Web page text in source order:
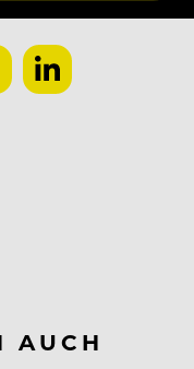
AUCH